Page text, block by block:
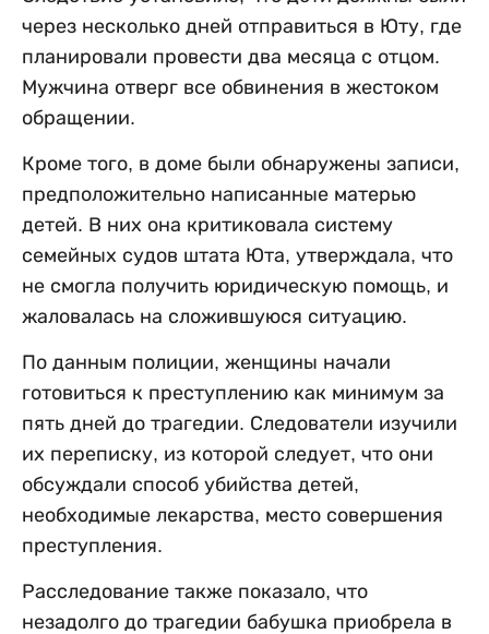
через несколько дней отправиться в Юту, где
планировали провести два месяца с отцом.
Мужчина отверг все обвинения в жестоком
обращении.
Кроме того, в доме были обнаружены записи,
предположительно написанные матерью
детей. В них она критиковала систему
семейных судов штата Юта, утверждала, что
не смогла получить юридическую помощь, и
жаловалась на сложившуюся ситуацию.
По данным полиции, женщины начали
готовиться к преступлению как минимум за
пять дней до трагедии. Следователи изучили
их переписку, из которой следует, что они
обсуждали способ убийства детей,
необходимые лекарства, место совершения
преступления.
Расследование также показало, что
незадолго до трагедии бабушка приобрела в